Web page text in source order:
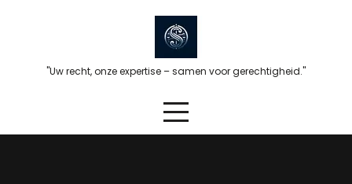
"Uw recht, onze expertise – samen voor gerechtigheid."